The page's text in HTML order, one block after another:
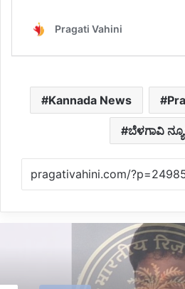
Kannada News
ಬೆಳಗಾವಿ